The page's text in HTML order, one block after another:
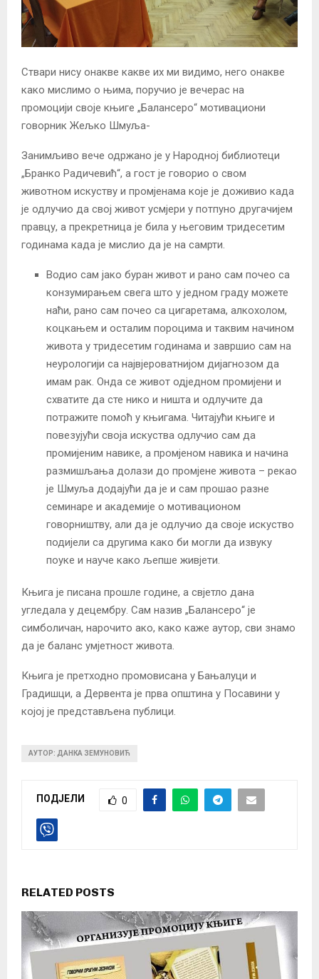
Ствари нису онакве какве их ми видимо, него онакве
како мислимо о њима, поручио је вечерас на
промоцији своје књиге „Балансеро“ мотивациони
говорник Жељко Шмуља-
Занимљиво вече одржано је у Народној библиотеци
„Бранко Радичевић“, а гост је говорио о свом
животном искуству и промјенама које је доживио када
је одлучио да свој живот усмјери у потпуно другачијем
правцу, а прекретница је била у његовим тридесетим
годинама када је мислио да је на самрти.
Водио сам јако буран живот и рано сам почео са
конзумирањем свега што у једном граду можете
наћи, рано сам почео са цигаретама, алкохолом,
коцкањем и осталим пороцима и таквим начином
живота у тридесетим годинама и завршио сам на
неурологији са највјероватнијом дијагнозом да
имам рак. Онда се живот одједном промијени и
схватите да сте нико и ништа и одлучите да
потражите помоћ у књигама. Читајући књиге и
повезујући своја искуства одлучио сам да
промијеним навике, а промјеном навика и начина
размишљања долази до промјене живота – рекао
је Шмуља додајући да је и сам прошао разне
семинаре и академије о мотивационом
говорништву, али да је одлучио да своје искуство
подијели са другима како би могли да извуку
поуке и науче како љепше живјети.
Књига је писана прошле године, а свјетло дана
угледала у децембру. Сам назив „Балансеро“ је
симболичан, нарочито ако, како каже аутор, сви знамо
да је баланс умјетност живота.
Књига је претходно промовисана у Бањалуци и
Градишци, а Дервента је прва општина у Посавини у
којој је представљена публици.
АУТОР: ДАНКА ЗЕМУНОВИЋ
ПОДЈЕЛИ 0
RELATED POSTS